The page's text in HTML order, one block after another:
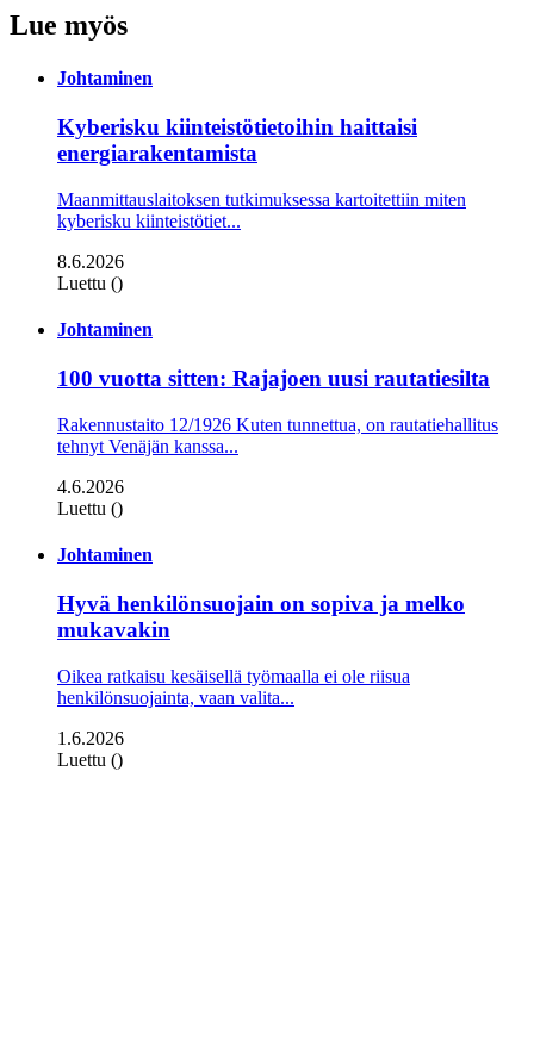
Lue myös
Johtaminen
Kyberisku kiinteistötietoihin haittaisi
energiarakentamista
Maanmittauslaitoksen tutkimuksessa kartoitettiin miten
kyberisku kiinteistö­tiet...
8.6.2026
Luettu ()
Johtaminen
100 vuotta sitten: Rajajoen uusi rautatiesilta
Rakennustaito 12/1926 Kuten tunnettua, on rautatiehallitus
tehnyt Venäjän kanssa...
4.6.2026
Luettu ()
Johtaminen
Hyvä henkilönsuojain on sopiva ja melko
mukavakin
Oikea ratkaisu kesäisellä työmaalla ei ole riisua
henkilönsuojainta, vaan valita...
1.6.2026
Luettu ()